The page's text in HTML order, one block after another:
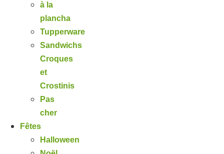
à la
plancha
Tupperware
Sandwichs
Croques
et
Crostinis
Pas
cher
Fêtes
Halloween